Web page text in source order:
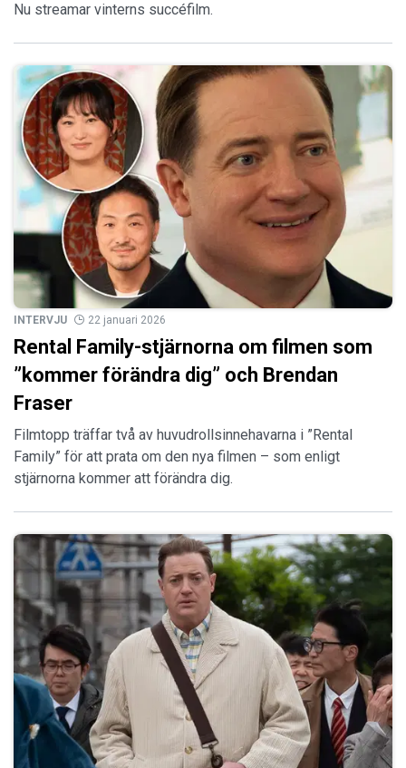
Nu streamar vinterns succéfilm.
INTERVJU 22 januari 2026
Rental Family-stjärnorna om filmen som
”kommer förändra dig” och Brendan
Fraser
Filmtopp träffar två av huvudrollsinnehavarna i ”Rental
Family” för att prata om den nya filmen – som enligt
stjärnorna kommer att förändra dig.